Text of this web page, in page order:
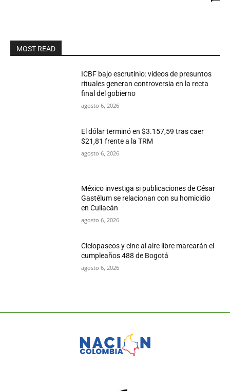
MOST READ
ICBF bajo escrutinio: videos de presuntos
rituales generan controversia en la recta
final del gobierno
agosto 6, 2026
El dólar terminó en $3.157,59 tras caer
$21,81 frente a la TRM
agosto 6, 2026
México investiga si publicaciones de César
Gastélum se relacionan con su homicidio
en Culiacán
agosto 6, 2026
Ciclopaseos y cine al aire libre marcarán el
cumpleaños 488 de Bogotá
agosto 6, 2026